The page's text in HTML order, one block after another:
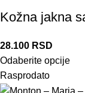
Kožna jakna
28.100 RSD
Odaberite opcije
Rasprodato